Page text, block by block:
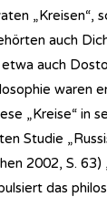
„Kreisen“,
auch
auch
waren
„Kreise“ in
Studie
2002, S. 63)
das